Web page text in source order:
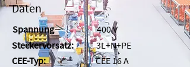
Daten
Spannung
Steckervorsatz:
CEE-Typ:
400 V
3L+N+PE
CEE 16 A